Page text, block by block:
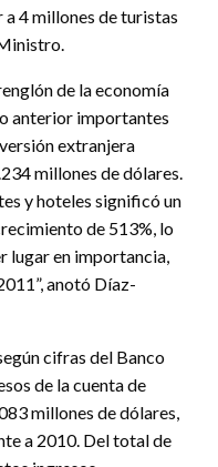
4 millones de turistas
de la economía
anterior importantes
extranjera
millones de dólares.
y hoteles significó un
de 513%, lo
lugar en importancia,
anotó Díaz-
cifras del Banco
de la cuenta de
millones de dólares,
a 2010. Del total de